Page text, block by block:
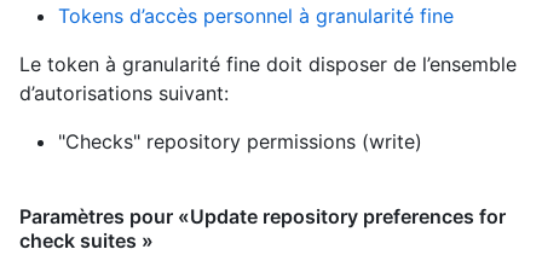
Tokens d’accès personnel à granularité fine
Le token à granularité fine doit disposer de l’ensemble
d’autorisations suivant:
"Checks" repository permissions (write)
Paramètres pour «Update repository preferences for
check suites »